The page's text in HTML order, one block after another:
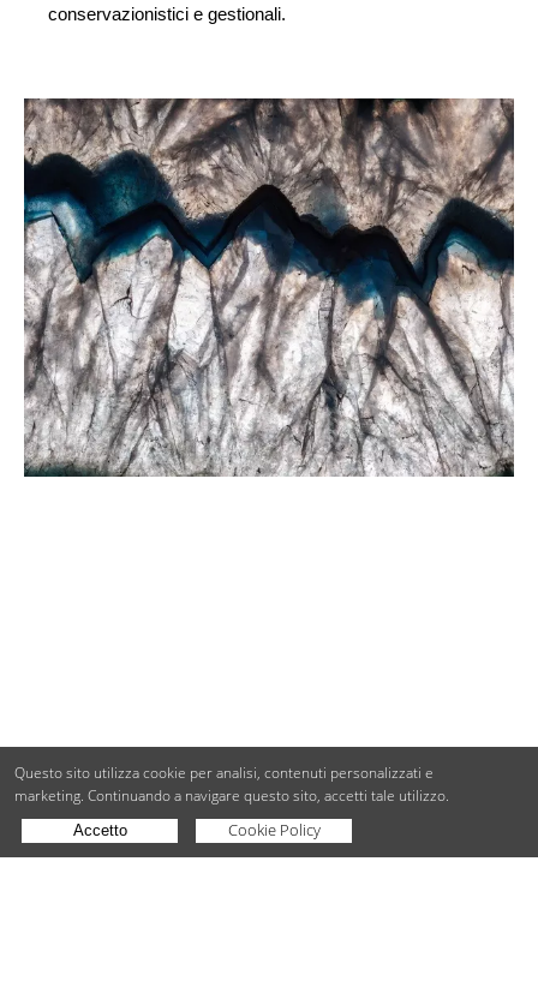
conservazionistici e gestionali.
Copyright © BdueB Srl PI 07755110967 Privacy Utilizzo dei cookie
Questo sito utilizza cookie per analisi, contenuti personalizzati e
marketing. Continuando a navigare questo sito, accetti tale utilizzo.
Accetto Cookie Policy